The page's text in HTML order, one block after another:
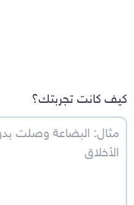
كيف كانت تجربتك؟